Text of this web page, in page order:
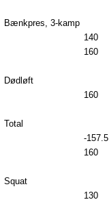
Bænkpres, 3-kamp
140
160
Dødløft
160
Total
-157.5
160
Squat
130